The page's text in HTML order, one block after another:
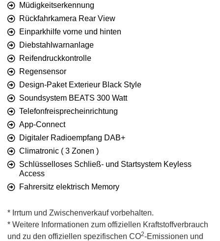
Müdigkeitserkennung
Rückfahrkamera Rear View
Einparkhilfe vorne und hinten
Diebstahlwarnanlage
Reifendruckkontrolle
Regensensor
Design-Paket Exterieur Black Style
Soundsystem BEATS 300 Watt
Telefonfreisprecheinrichtung
App-Connect
Digitaler Radioempfang DAB+
Climatronic ( 3 Zonen )
Schlüsselloses Schließ- und Startsystem Keyless
Access
Fahrersitz elektrisch Memory
* Irrtum und Zwischenverkauf vorbehalten.
* Weitere Informationen zum offiziellen Kraftstoffverbrauch
und zu den offiziellen spezifischen CO2-Emissionen und